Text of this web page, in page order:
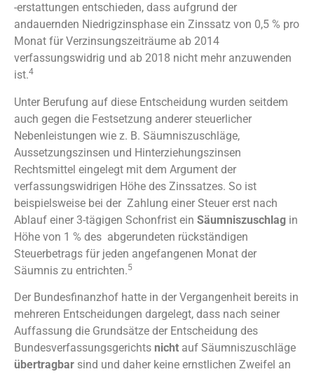
-erstattungen entschieden, dass aufgrund der
andauernden Niedrigzinsphase ein Zinssatz von 0,5 % pro
Monat für Verzinsungszeiträume ab 2014
verfassungswidrig und ab 2018 nicht mehr anzuwenden
ist.4
Unter Berufung auf diese Entscheidung wurden seitdem
auch gegen die Festsetzung anderer steuerlicher
Nebenleistungen wie z. B. Säumniszuschläge,
Aussetzungszinsen und Hinterziehungszinsen
Rechtsmittel eingelegt mit dem Argument der
verfassungswidrigen Höhe des Zinssatzes. So ist
beispielsweise bei der Zahlung einer Steuer erst nach
Ablauf einer 3-tägigen Schonfrist ein Säumniszuschlag in
Höhe von 1 % des abgerundeten rückständigen
Steuerbetrags für jeden angefangenen Monat der
Säumnis zu entrichten.5
Der Bundesfinanzhof hatte in der Vergangenheit bereits in
mehreren Entscheidungen dargelegt, dass nach seiner
Auffassung die Grundsätze der Entscheidung des
Bundesverfassungsgerichts nicht auf Säumniszuschläge
übertragbar sind und daher keine ernstlichen Zweifel an